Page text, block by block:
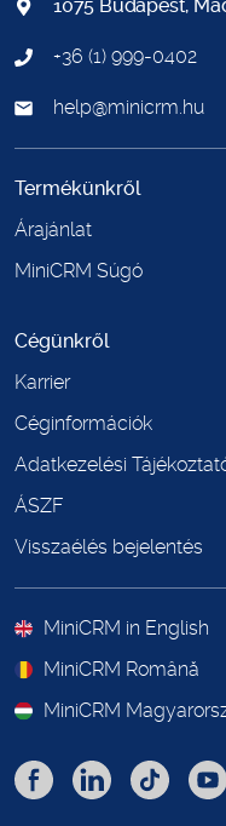
1075 Budapest,
+36 (1) 999-0402
help@minicrm.hu
Termékünkről
Árajánlat
MiniCRM Súgó
Cégünkről
Karrier
Céginformációk
Adatkezelési
ÁSZF
Visszaélés bejelentés
MiniCRM in English
MiniCRM Română
MiniCRM